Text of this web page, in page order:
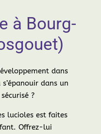
à Bourg-
dans
dans un
?
lucioles est faites
Offrez-lui